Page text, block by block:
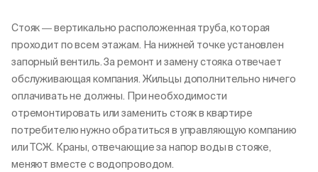
Стояк ― вертикально расположенная труба, которая
проходит по всем этажам. На нижней точке установлен
запорный вентиль. За ремонт и замену стояка отвечает
обслуживающая компания. Жильцы дополнительно ничего
оплачивать не должны. При необходимости
отремонтировать или заменить стояк в квартире
потребителю нужно обратиться в управляющую компанию
или ТСЖ. Краны, отвечающие за напор воды в стояке,
меняют вместе с водопроводом.